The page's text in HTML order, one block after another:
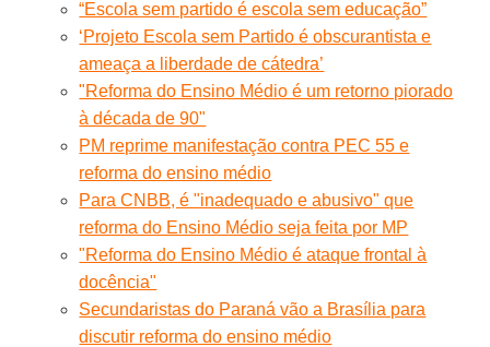
“Escola sem partido é escola sem educação”
‘Projeto Escola sem Partido é obscurantista e
ameaça a liberdade de cátedra’
"Reforma do Ensino Médio é um retorno piorado
à década de 90"
PM reprime manifestação contra PEC 55 e
reforma do ensino médio
Para CNBB, é "inadequado e abusivo" que
reforma do Ensino Médio seja feita por MP
"Reforma do Ensino Médio é ataque frontal à
docência"
Secundaristas do Paraná vão a Brasília para
discutir reforma do ensino médio